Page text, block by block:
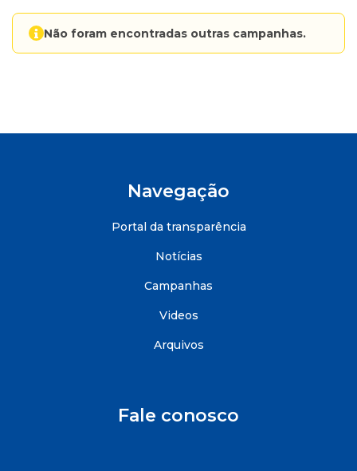
Não foram encontradas outras campanhas.
Navegação
Portal da transparência
Notícias
Campanhas
Videos
Arquivos
Fale conosco